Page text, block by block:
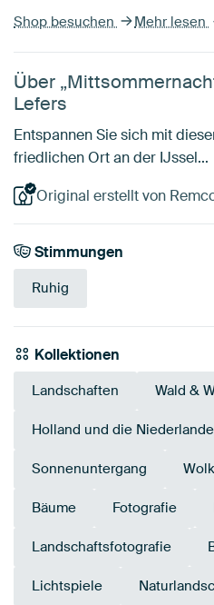
Shop besuchen Mehr lesen
Über
Lefers
Entspannen Sie sich mit
friedlichen Ort an der IJssel...
Original erstellt von
Stimmungen
Ruhig
Kollektionen
Landschaften Wald &
Holland und die Niederlande
Sonnenuntergang
Bäume Fotografie
Landschaftsfotografie
Lichtspiele